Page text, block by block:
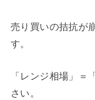
売り買いの拮抗が
す。
「レンジ相場」
さい。